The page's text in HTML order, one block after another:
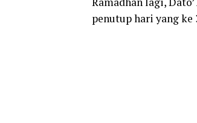
penutup hari yang